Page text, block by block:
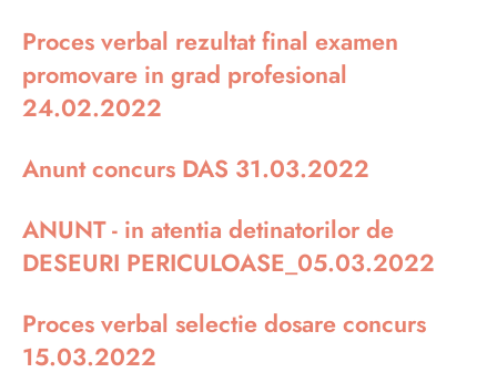
Proces verbal rezultat final examen
promovare in grad profesional
24.02.2022
Anunt concurs DAS 31.03.2022
ANUNT - in atentia detinatorilor de
DESEURI PERICULOASE_05.03.2022
Proces verbal selectie dosare concurs
15.03.2022